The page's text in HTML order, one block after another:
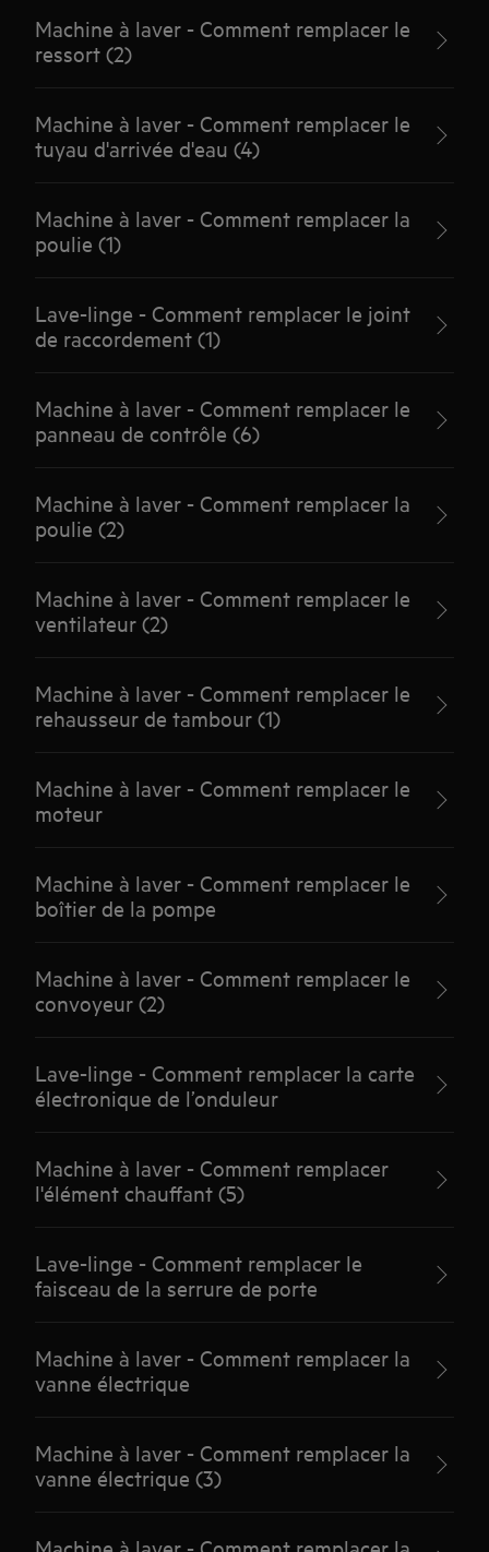
Machine à laver - Comment remplacer le
ressort (2)
Machine à laver - Comment remplacer le
tuyau d'arrivée d'eau (4)
Machine à laver - Comment remplacer la
poulie (1)
Lave-linge - Comment remplacer le joint
de raccordement (1)
Machine à laver - Comment remplacer le
panneau de contrôle (6)
Machine à laver - Comment remplacer la
poulie (2)
Machine à laver - Comment remplacer le
ventilateur (2)
Machine à laver - Comment remplacer le
rehausseur de tambour (1)
Machine à laver - Comment remplacer le
moteur
Machine à laver - Comment remplacer le
boîtier de la pompe
Machine à laver - Comment remplacer le
convoyeur (2)
Lave-linge - Comment remplacer la carte
électronique de l’onduleur
Machine à laver - Comment remplacer
l'élément chauffant (5)
Lave-linge - Comment remplacer le
faisceau de la serrure de porte
Machine à laver - Comment remplacer la
vanne électrique
Machine à laver - Comment remplacer la
vanne électrique (3)